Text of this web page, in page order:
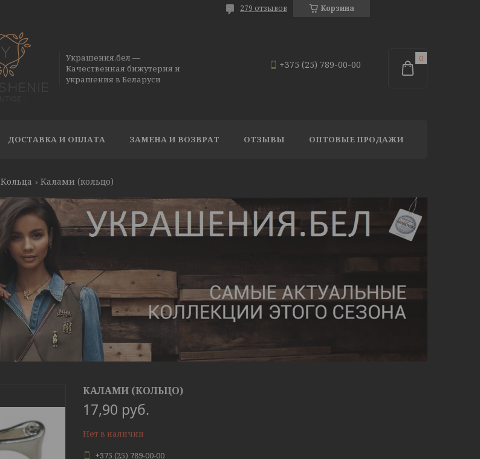
Корзина
279 отзывов
Украшения.бел —
Качественная бижутерия и
украшения в Беларуси
+375 (25) 789-00-00
ДОСТАВКА И ОПЛАТА ЗАМЕНА И ВОЗВРАТ ОТЗЫВЫ ОПТОВЫЕ ПРОДАЖИ
Кольца Калами (кольцо)
КАЛАМИ (КОЛЬЦО)
17,90 руб.
Нет в наличии
+375 (25) 789-00-00